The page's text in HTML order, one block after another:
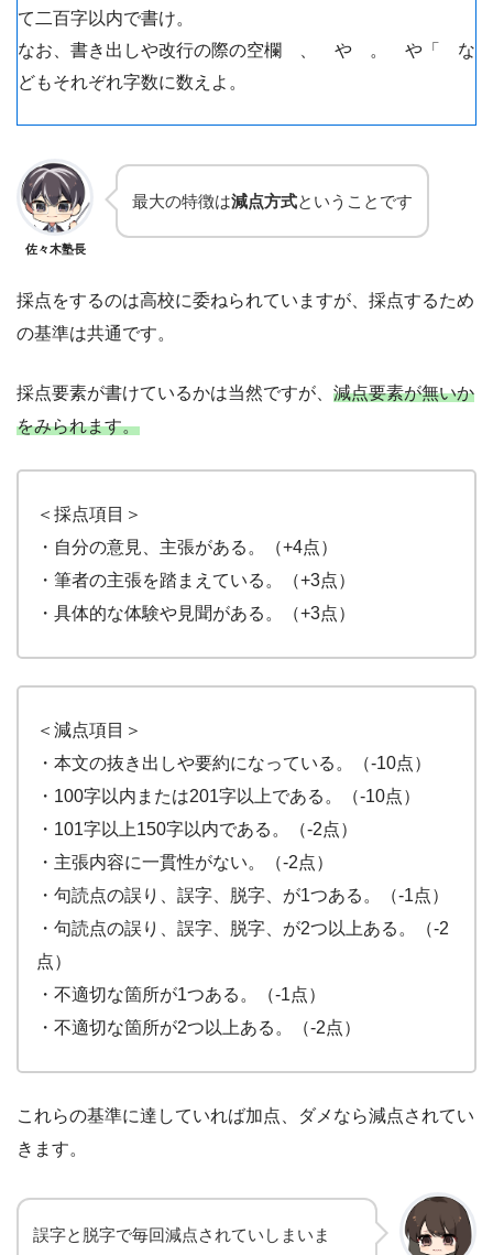
て二百字以内で書け。
なお、書き出しや改行の際の空欄 、 や 。 や「 な
どもそれぞれ字数に数えよ。
佐々木塾長
最大の特徴は減点方式ということです
採点をするのは高校に委ねられていますが、採点するため
の基準は共通です。
採点要素が書けているかは当然ですが、 減点要素が無いか
をみられます。
＜採点項目＞
・自分の意見、主張がある。（+4点）
・筆者の主張を踏まえている。（+3点）
・具体的な体験や見聞がある。（+3点）
＜減点項目＞
・本文の抜き出しや要約になっている。（-10点）
・100字以内または201字以上である。（-10点）
・101字以上150字以内である。（-2点）
・主張内容に一貫性がない。（-2点）
・句読点の誤り、誤字、脱字、が1つある。（-1点）
・句読点の誤り、誤字、脱字、が2つ以上ある。（-2
点）
・不適切な箇所が1つある。（-1点）
・不適切な箇所が2つ以上ある。（-2点）
これらの基準に達していれば加点、ダメなら減点されてい
きます。
誤字と脱字で毎回減点されていしまいま